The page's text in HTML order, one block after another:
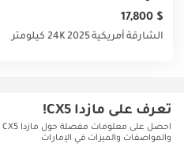
$ 17,800
الشارقة أمريكية202524K كيلومتر
تعرف على مازدا CX5!
والمواصفات والميزات في الإمارات